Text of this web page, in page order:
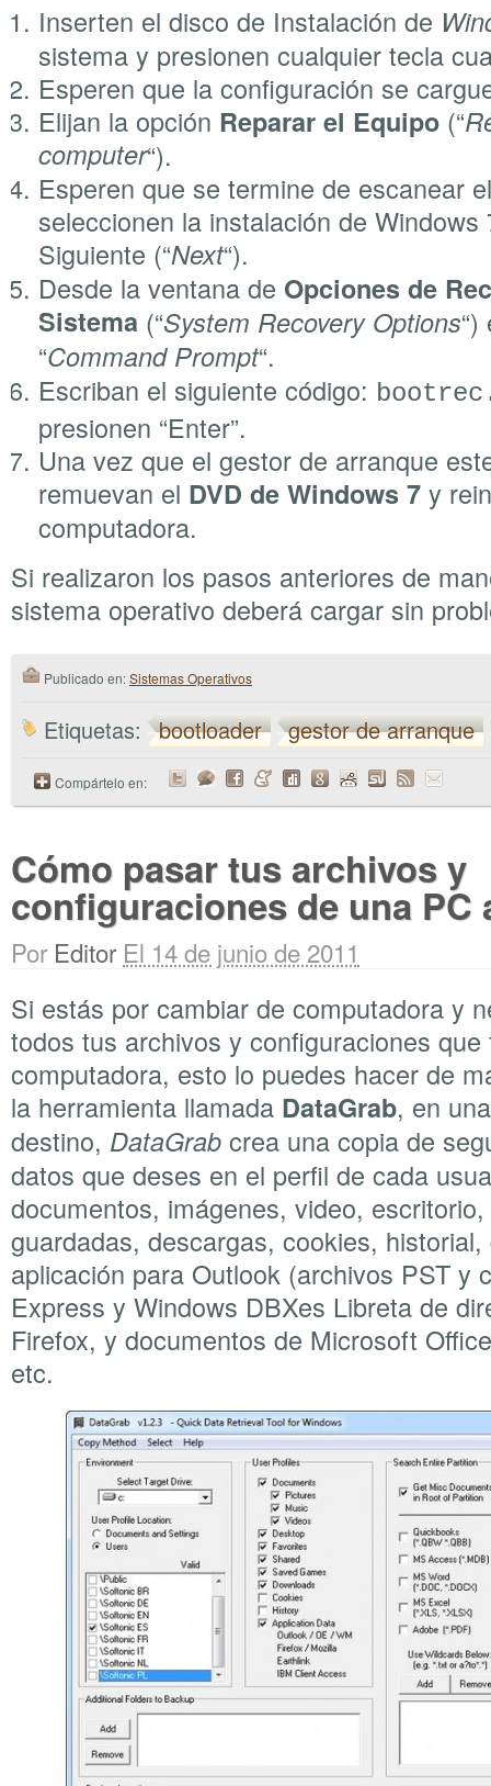
Inserten el disco de Instalación de
sistema y presionen cualquier tecla
Esperen que la configuración se
Elijan la opción Reparar el Equipo (“
computer“).
Esperen que se termine de escanear
seleccionen la instalación de
Siguiente (“Next“).
Desde la ventana de Opciones de
Sistema (“System Recovery Options
“Command Prompt“.
Escriban el siguiente código:
presionen “Enter”.
Una vez que el gestor de arranque
remuevan el DVD de Windows 7 y
computadora.
Si realizaron los pasos anteriores de
sistema operativo deberá cargar sin
Publicado en:Sistemas Operativos
Etiquetas: bootloader gestor de arranque
Compártelo en:
Cómo pasar tus archivos y
configuraciones de una PC
Por Editor El 14 de junio de 2011
Si estás por cambiar de computadora y
todos tus archivos y configuraciones
computadora, esto lo puedes hacer de
la herramienta llamada DataGrab, en
destino, DataGrab crea una copia de
datos que deses en el perfil de cada
documentos, imágenes, video,
guardadas, descargas, cookies,
aplicación para Outlook (archivos PST y
Express y Windows DBXes Libreta de
Firefox, y documentos de Microsoft
etc.